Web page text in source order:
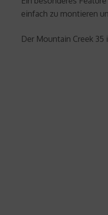
einfach zu montieren
Der Mountain Creek 35